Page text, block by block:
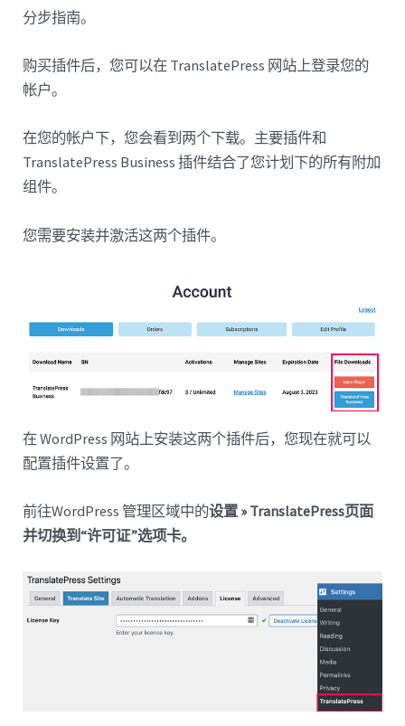
分步指南。
购买插件后，您可以在 TranslatePress 网站上登录您的
帐户。
在您的帐户下，您会看到两个下载。主要插件和
TranslatePress Business 插件结合了您计划下的所有附加
组件。
您需要安装并激活这两个插件。
在 WordPress 网站上安装这两个插件后，您现在就可以
配置插件设置了。
前往WordPress 管理区域中的设置 » TranslatePress页面
并切换到“许可证”选项卡。